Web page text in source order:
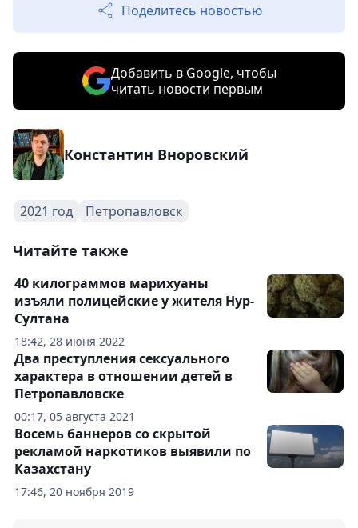
Поделитесь новостью
Добавить в Google, чтобы
читать новости первым
Константин Вноровский
2021 год Петропавловск
Читайте также
18:42, 28 июня 2022
40 килограммов марихуаны
изъяли полицейские у жителя Нур-
Султана
00:17, 05 августа 2021
Два преступления сексуального
характера в отношении детей в
Петропавловске
17:46, 20 ноября 2019
Восемь баннеров со скрытой
рекламой наркотиков выявили по
Казахстану